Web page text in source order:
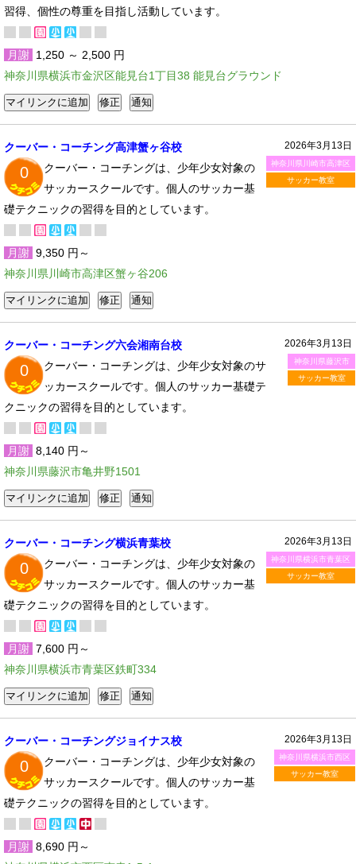
習得、個性の尊重を目指し活動しています。
月謝 1,250 ～ 2,500 円
神奈川県横浜市金沢区能見台1丁目38 能見台グラウンド
2026年3月13日
神奈川県川崎市高津区
サッカー教室
クーバー・コーチング高津蟹ヶ谷校
0
クーバー・コーチングは、少年少女対象の
サッカースクールです。個人のサッカー基
礎テクニックの習得を目的としています。
月謝 9,350 円～
神奈川県川崎市高津区蟹ヶ谷206
2026年3月13日
神奈川県藤沢市
サッカー教室
クーバー・コーチング六会湘南台校
0
クーバー・コーチングは、少年少女対象のサ
ッカースクールです。個人のサッカー基礎テ
クニックの習得を目的としています。
月謝 8,140 円～
神奈川県藤沢市亀井野1501
2026年3月13日
神奈川県横浜市青葉区
サッカー教室
クーバー・コーチング横浜青葉校
0
クーバー・コーチングは、少年少女対象の
サッカースクールです。個人のサッカー基
礎テクニックの習得を目的としています。
月謝 7,600 円～
神奈川県横浜市青葉区鉄町334
2026年3月13日
神奈川県横浜市西区
サッカー教室
クーバー・コーチングジョイナス校
0
クーバー・コーチングは、少年少女対象の
サッカースクールです。個人のサッカー基
礎テクニックの習得を目的としています。
月謝 8,690 円～